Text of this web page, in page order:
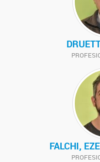
FALCHI,